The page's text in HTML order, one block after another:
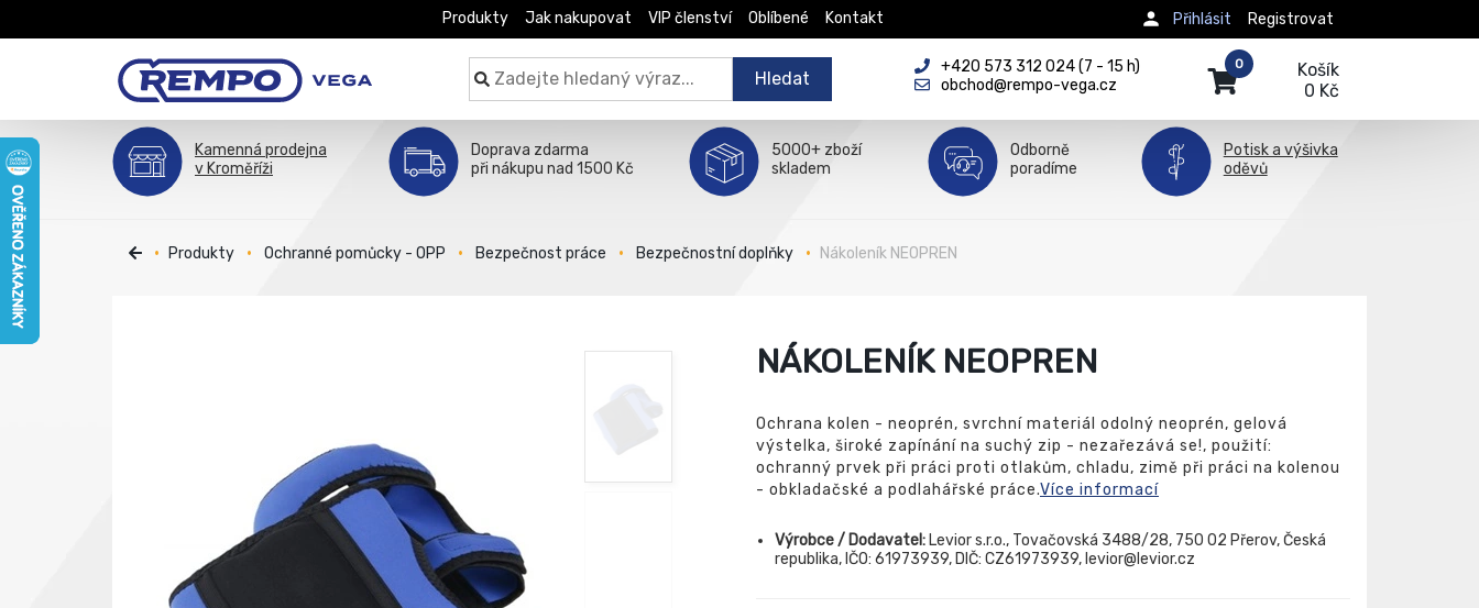
Produkty Jak nakupovat VIP členství Oblíbené Kontakt Registrovat
Přihlásit
Hledat
+420 573 312 024 (7 - 15 h)
obchod@rempo-vega.cz
Košík
0 Kč
0
Kamenná prodejna
v Kroměříži
Doprava zdarma
při nákupu nad 1500 Kč
5000+ zboží
skladem
Odborně
poradíme
Potisk a výšivka
oděvů
Produkty Ochranné pomůcky - OPP Bezpečnost práce Bezpečnostní doplňky Nákoleník NEOPREN
NÁKOLENÍK NEOPREN
Ochrana kolen - neoprén, svrchní materiál odolný neoprén, gelová
výstelka, široké zapínání na suchý zip - nezařezává se!, použití:
ochranný prvek při práci proti otlakům, chladu, zimě při práci na kolenou
- obkladačské a podlahářské práce.Více informací
Výrobce / Dodavatel: Levior s.r.o., Tovačovská 3488/28, 750 02 Přerov, Česká
republika, IČO: 61973939, DIČ: CZ61973939, levior@levior.cz